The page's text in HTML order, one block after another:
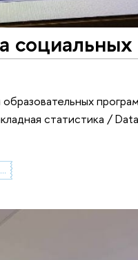
социальных
статистика /
Магистерская программа «Аналитика данных и прикладная статистика / Data Analytics and Social Statistics»